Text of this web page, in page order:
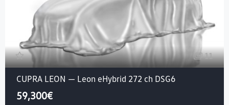
11
CUPRA LEON — Leon eHybrid 272 ch DSG6
59,300€